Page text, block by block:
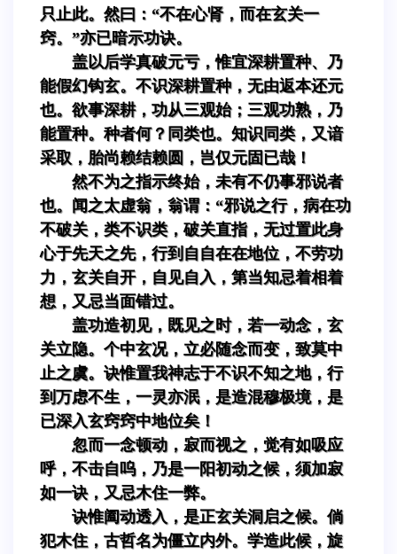
只止此。然曰：“不在心肾，而在玄关一
窍。”亦已暗示功诀。
盖以后学真破元亏，惟宜深耕置种、乃
能假幻钩玄。不识深耕置种，无由返本还元
也。欲事深耕，功从三观始；三观功熟，乃
能置种。种者何？同类也。知识同类，又谙
采取，胎尚赖结赖圆，岂仅元固已哉！
然不为之指示终始，未有不仍事邪说者
也。闻之太虚翁，翁谓：“邪说之行，病在功
不破关，类不识类，破关直指，无过置此身
心于先天之先，行到自自在在地位，不劳功
力，玄关自开，自见自入，第当知忌着相着
想，又忌当面错过。
盖功造初见，既见之时，若一动念，玄
关立隐。个中玄况，立必随念而变，致莫中
止之虞。诀惟置我神志于不识不知之地，行
到万虑不生，一灵亦泯，是造混穆极境，是
已深入玄窍窍中地位矣！
忽而一念顿动，寂而视之，觉有如吸应
呼，不击自呜，乃是一阳初动之候，须加寂
如一诀，又忌木住一弊。
诀惟阖动透入，是正玄关洞启之候。倘
犯木住，古哲名为僵立内外。学造此候，旋